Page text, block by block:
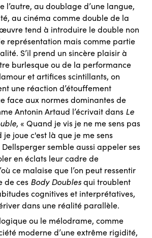
l’autre, au doublage d’une langue,
au cinéma comme double de la
tend à introduire le double non
représentation mais comme partie
S’il prend un sincère plaisir à
burlesque ou de la performance
et artifices scintillants, on
une réaction d’étouffement
face aux normes dominantes de
Antonin Artaud l’écrivait dans Le
, « Quand je vis je ne me sens pas
joue c'est là que je me sens
Dellsperger semble aussi appeler ses
en éclats leur cadre de
ce malaise que l’on peut ressentir
de ces Body Doublesqui troublent
cognitives et interprétatives,
dans une réalité parallèle.
ou le mélodrame, comme
moderne d’une extrême rigidité,